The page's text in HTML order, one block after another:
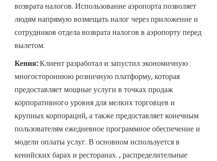
возврата налогов. Использование аэропорта позволяет
людям напрямую возмещать налог через приложение и
сотрудников отдела возврата налогов в аэропорту перед
вылетом.
Кения:Клиент разработал и запустил экономичную
многостороннюю розничную платформу, которая
предоставляет мощные услуги в точках продаж
корпоративного уровня для мелких торговцев и
крупных корпораций, а также предоставляет конечным
пользователям ежедневное программное обеспечение и
модели оплаты услуг. В основном используется в
кенийских барах и ресторанах. , распределительные